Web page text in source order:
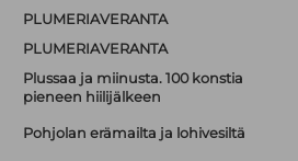
PLUMERIAVERANTA
PLUMERIAVERANTA
Plussaa ja miinusta. 100 konstia
pieneen hiilijälkeen
Pohjolan erämailta ja lohivesiltä